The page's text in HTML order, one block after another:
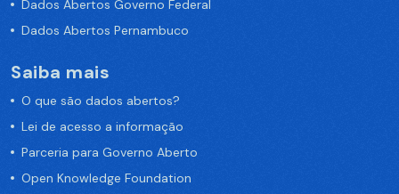
Dados Abertos Governo Federal
Dados Abertos Pernambuco
Saiba mais
O que são dados abertos?
Lei de acesso a informação
Parceria para Governo Aberto
Open Knowledge Foundation